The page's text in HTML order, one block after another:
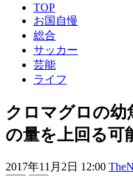
TOP
お国自慢
総合
サッカー
芸能
ライフ
クロマグロの幼
の量を上回る可
2017年11月2日 12:00